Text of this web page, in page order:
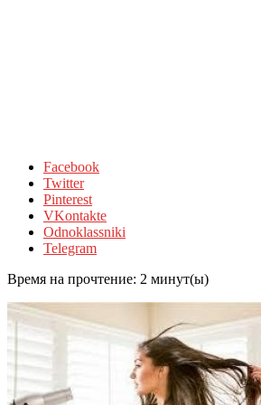
Facebook
Twitter
Pinterest
VKontakte
Odnoklassniki
Telegram
Время на прочтение: 2 минут(ы)